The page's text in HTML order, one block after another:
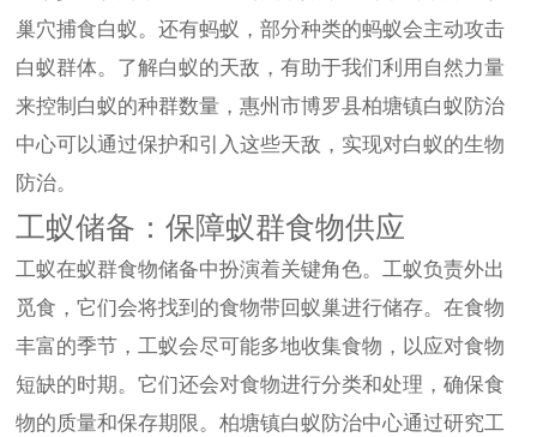
巢穴捕食白蚁。还有蚂蚁，部分种类的蚂蚁会主动攻击
白蚁群体。了解白蚁的天敌，有助于我们利用自然力量
来控制白蚁的种群数量，惠州市博罗县柏塘镇白蚁防治
中心可以通过保护和引入这些天敌，实现对白蚁的生物
防治。
工蚁储备：保障蚁群食物供应
工蚁在蚁群食物储备中扮演着关键角色。工蚁负责外出
觅食，它们会将找到的食物带回蚁巢进行储存。在食物
丰富的季节，工蚁会尽可能多地收集食物，以应对食物
短缺的时期。它们还会对食物进行分类和处理，确保食
物的质量和保存期限。柏塘镇白蚁防治中心通过研究工